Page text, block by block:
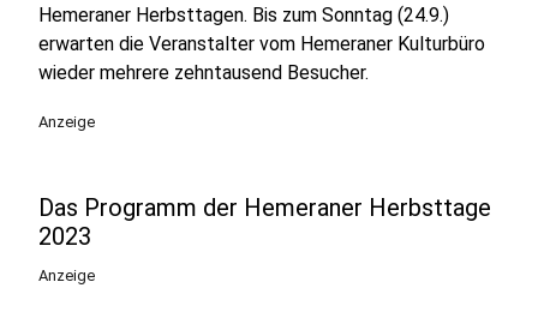
Hemeraner Herbsttagen. Bis zum Sonntag (24.9.)
erwarten die Veranstalter vom Hemeraner Kulturbüro
wieder mehrere zehntausend Besucher.
Anzeige
Das Programm der Hemeraner Herbsttage
2023
Anzeige